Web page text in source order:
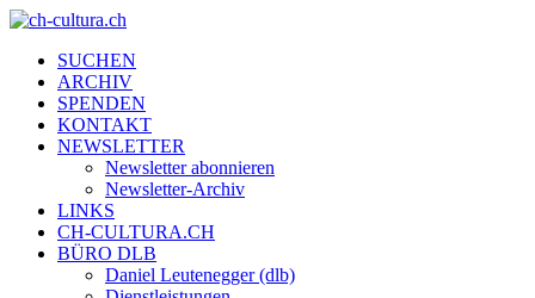
SUCHEN
ARCHIV
SPENDEN
KONTAKT
NEWSLETTER
Newsletter abonnieren
Newsletter-Archiv
LINKS
CH-CULTURA.CH
BÜRO DLB
Daniel Leutenegger (dlb)